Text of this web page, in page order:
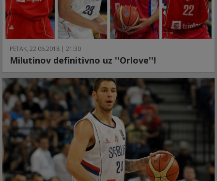
PETAK, 22.06.2018 | 21:30
Milutinov definitivno uz ''Orlove''!